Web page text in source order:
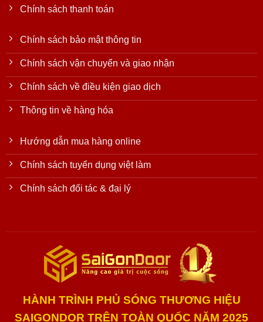
Chính sách thanh toán
Chính sách bảo mật thông tin
Chính sách vận chuyển và giao nhận
Chính sách về điều kiện giao dịch
Thông tin về hàng hóa
Hướng dẫn mua hàng online
Chính sách tuyển dụng việt làm
Chính sách đối tác & đại lý
HÀNH TRÌNH PHỦ SÓNG THƯƠNG HIỆU
SAIGONDOR TRÊN TOÀN QUỐC NĂM 2025